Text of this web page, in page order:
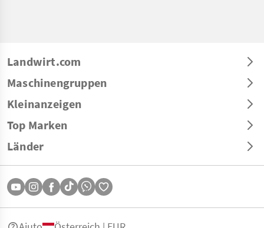
Landwirt.com
Maschinengruppen
Kleinanzeigen
Top Marken
Länder